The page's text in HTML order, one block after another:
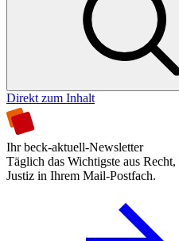
Direkt zum Inhalt
Ihr beck-aktuell-Newsletter
Täglich das Wichtigste aus
Justiz in Ihrem Mail-Postfach.